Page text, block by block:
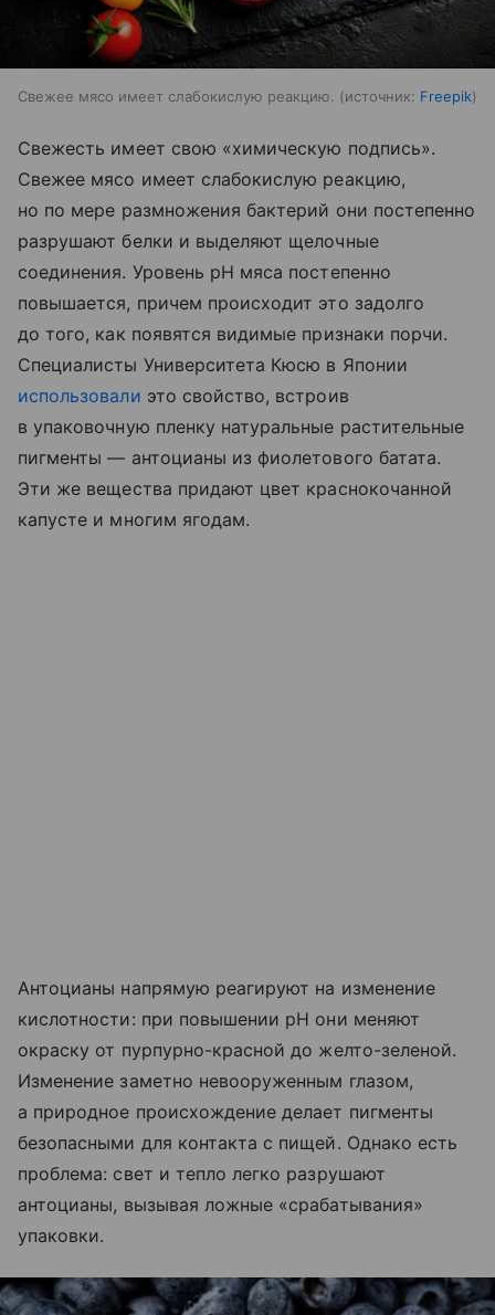
Свежее мясо имеет слабокислую реакцию. источник: Freepik
Свежесть имеет свою «химическую подпись».
Свежее мясо имеет слабокислую реакцию,
но по мере размножения бактерий они постепенно
разрушают белки и выделяют щелочные
соединения. Уровень pH мяса постепенно
повышается, причем происходит это задолго
до того, как появятся видимые признаки порчи.
Специалисты Университета Кюсю в Японии
использовали это свойство, встроив
в упаковочную пленку натуральные растительные
пигменты — антоцианы из фиолетового батата.
Эти же вещества придают цвет краснокочанной
капусте и многим ягодам.
Антоцианы напрямую реагируют на изменение
кислотности: при повышении pH они меняют
окраску от пурпурно-красной до желто-зеленой.
Изменение заметно невооруженным глазом,
а природное происхождение делает пигменты
безопасными для контакта с пищей. Однако есть
проблема: свет и тепло легко разрушают
антоцианы, вызывая ложные «срабатывания»
упаковки.